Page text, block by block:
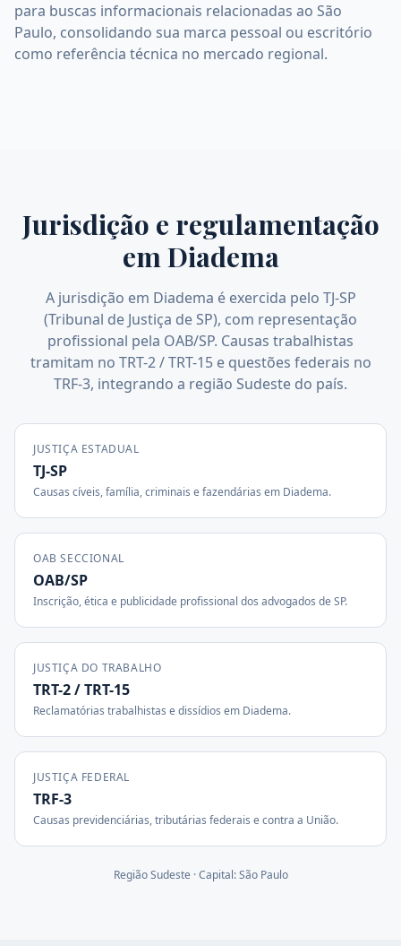
para buscas informacionais relacionadas ao São
Paulo, consolidando sua marca pessoal ou escritório
como referência técnica no mercado regional.
Jurisdição e regulamentação
emDiadema
A jurisdição em Diadema é exercida pelo TJ-SP
(Tribunal de Justiça de SP), com representação
profissional pela OAB/SP. Causas trabalhistas
tramitam no TRT-2 / TRT-15 e questões federais no
TRF-3, integrando a região Sudeste do país.
JUSTIÇA ESTADUAL
TJ-SP
Causas cíveis, família, criminais e fazendárias em Diadema.
OAB SECCIONAL
OAB/SP
Inscrição, ética e publicidade profissional dos advogados deSP.
JUSTIÇA DO TRABALHO
TRT-2 / TRT-15
Reclamatórias trabalhistas e dissídios em Diadema.
JUSTIÇA FEDERAL
TRF-3
Causas previdenciárias, tributárias federais e contra a União.
RegiãoSudeste · Capital:São Paulo